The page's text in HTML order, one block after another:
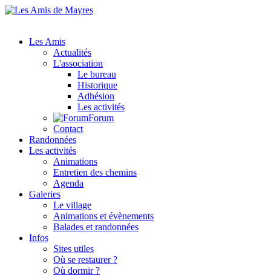
Les Amis
Actualités
L'association
Le bureau
Historique
Adhésion
Les activités
Forum
Contact
Randonnées
Les activités
Animations
Entretien des chemins
Agenda
Galeries
Le village
Animations et évènements
Balades et randonnées
Infos
Sites utiles
Où se restaurer ?
Où dormir ?